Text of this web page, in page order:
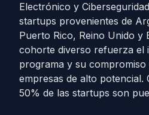
Electrónico y
startups provenientes de
Puerto Rico, Reino Unido y
cohorte diverso refuerza el
programa y su
empresas de alto potencial.
50% de las startups son